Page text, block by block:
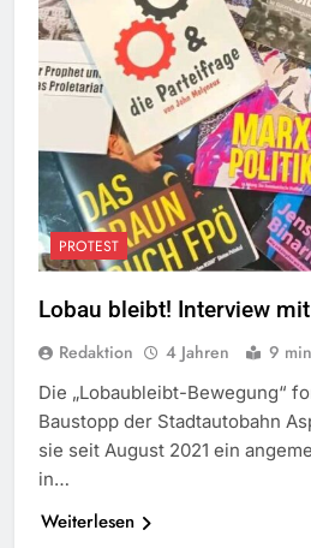
PROTEST
Lobau bleibt! Interview
Redaktion 4 Jahren 9
Die „Lobaubleibt-Bewegung“
Baustopp der Stadtautobahn
sie seit August 2021 ein
in…
Weiterlesen